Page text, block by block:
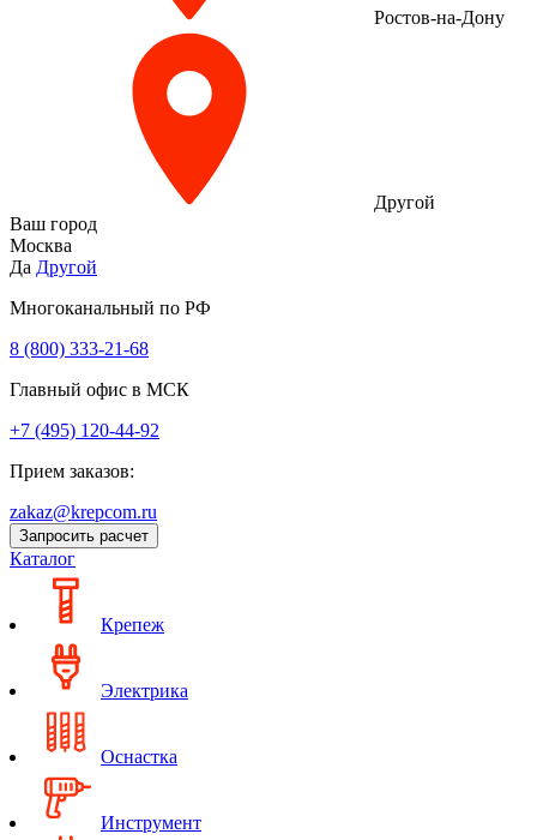
Ростов-на-Дону
Другой
Ваш город
Москва
Да Другой
Многоканальный по РФ
8 (800) 333‑21-68
Главный офис в МСК
+7 (495) 120-44-92
Прием заказов:
zakaz@krepcom.ru
Запросить расчет
Каталог
Крепеж
Электрика
Оснастка
Инструмент